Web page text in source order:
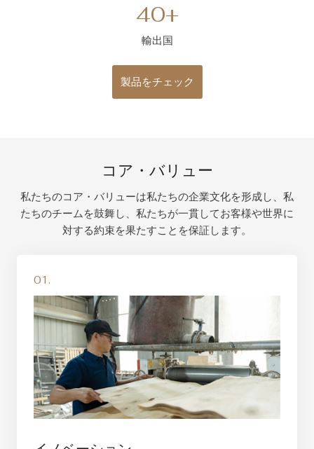
40+
輸出国
製品をチェック
コア・バリュー
私たちのコア・バリューは私たちの企業文化を形成し、私
たちのチームを鼓舞し、私たちが一貫してお客様や世界に
対する約束を果たすことを保証します。
01.